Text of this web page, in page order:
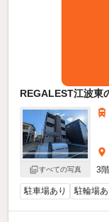
REGALEST江波東
すべての写真
3
駐車場あり 駐輪場あ